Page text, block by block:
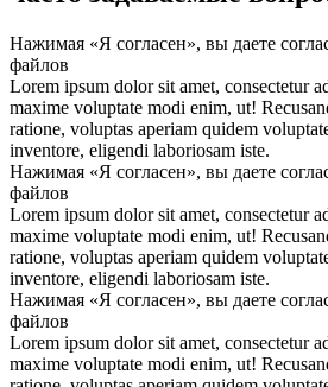
Нажимая «Я согласен», вы даете
файлов
Lorem ipsum dolor sit amet, consectetur
maxime voluptate modi enim, ut!
ratione, voluptas aperiam quidem
inventore, eligendi laboriosam iste.
Нажимая «Я согласен», вы даете
файлов
Lorem ipsum dolor sit amet, consectetur
maxime voluptate modi enim, ut!
ratione, voluptas aperiam quidem
inventore, eligendi laboriosam iste.
Нажимая «Я согласен», вы даете
файлов
Lorem ipsum dolor sit amet, consectetur
maxime voluptate modi enim, ut!